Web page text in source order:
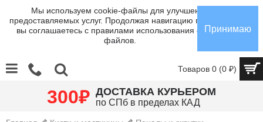
Мы используем cookie-файлы для улучшения
предоставляемых услуг. Продолжая навигацию по сайту,
вы соглашаетесь с правилами использования cookie-
файлов.
Принимаю
Товаров 0 (0 ₽)
300₽ ДОСТАВКА КУРЬЕРОМ
по СПб в пределах КАД